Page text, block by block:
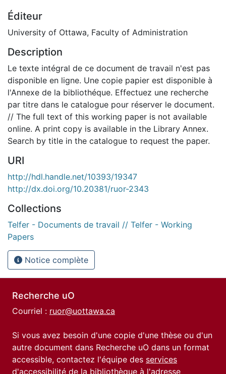
Éditeur
University of Ottawa, Faculty of Administration
Description
Le texte intégral de ce document de travail n'est pas
disponible en ligne. Une copie papier est disponible à
l'Annexe de la bibliothéque. Effectuez une recherche
par titre dans le catalogue pour réserver le document.
// The full text of this working paper is not available
online. A print copy is available in the Library Annex.
Search by title in the catalogue to request the paper.
URI
http://hdl.handle.net/10393/19347
http://dx.doi.org/10.20381/ruor-2343
Collections
Telfer - Documents de travail // Telfer - Working
Papers
Notice complète
Recherche uO
Courriel : ruor@uottawa.ca
Si vous avez besoin d'une copie d'une thèse ou d'un
autre document dans Recherche uO dans un format
accessible, contactez l'équipe des services
d'accessibilité de la bibliothèque à l'adresse